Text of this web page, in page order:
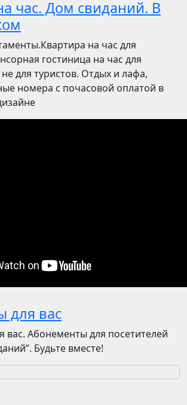
час. Дом свиданий. В
на час для
гостиница на час для
для туристов. Отдых и лафа,
номера с почасовой оплатой в
для вас
вас. Абонементы для посетителей
Будьте вместе!